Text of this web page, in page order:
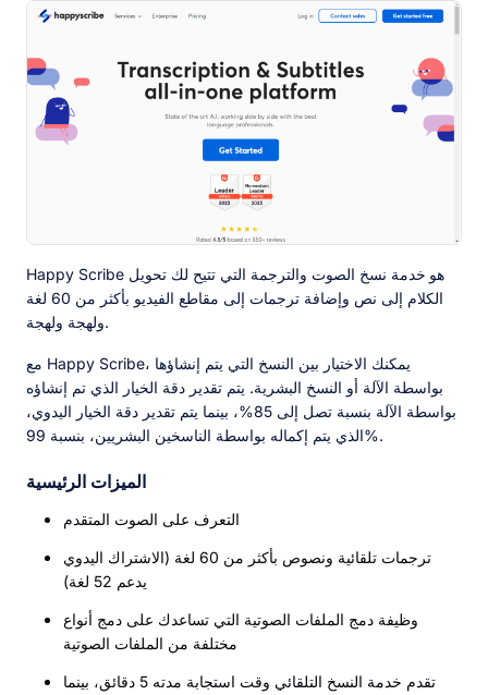
Happy Scribe هو خدمة نسخ الصوت والترجمة التي تتيح لك تحويل
الكلام إلى نص وإضافة ترجمات إلى مقاطع الفيديو بأكثر من 60 لغة
ولهجة ولهجة.
مع Happy Scribe، يمكنك الاختيار بين النسخ التي يتم إنشاؤها
بواسطة الآلة أو النسخ البشرية. يتم تقدير دقة الخيار الذي تم إنشاؤه
بواسطة الآلة بنسبة تصل إلى 85%، بينما يتم تقدير دقة الخيار اليدوي،
الذي يتم إكماله بواسطة الناسخين البشريين، بنسبة 99%.
الميزات الرئيسية
التعرف على الصوت المتقدم
ترجمات تلقائية ونصوص بأكثر من 60 لغة (الاشتراك اليدوي
يدعم 52 لغة)
وظيفة دمج الملفات الصوتية التي تساعدك على دمج أنواع
مختلفة من الملفات الصوتية
تقدم خدمة النسخ التلقائي وقت استجابة مدته 5 دقائق، بينما